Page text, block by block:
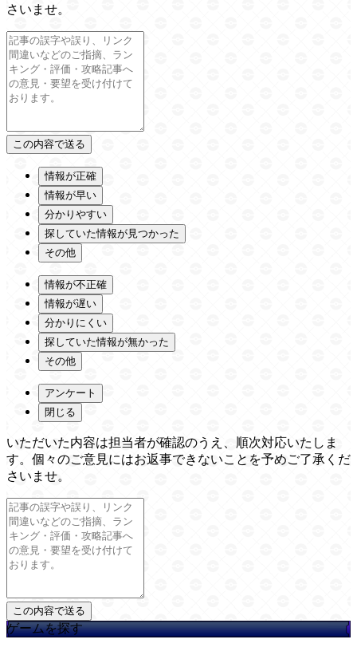
さいませ。
情報が正確
情報が早い
分かりやすい
探していた情報が見つかった
その他
情報が不正確
情報が遅い
分かりにくい
探していた情報が無かった
その他
アンケート
閉じる
いただいた内容は担当者が確認のうえ、順次対応いたしま
す。個々のご意見にはお返事できないことを予めご了承くだ
さいませ。
ゲームを探す